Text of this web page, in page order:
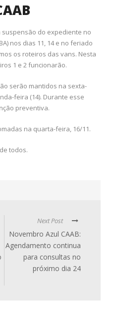
do expediente no
nos dias 11, 14 e no feriado
os roteiros das vans. Nesta
1 e 2 funcionarão.
serão mantidos na sexta-
feira (14). Durante esse
preventiva.
na quarta-feira, 16/11.
todos.
Next Post
Novembro Azul CAAB:
Agendamento continua
para consultas no
próximo dia 24